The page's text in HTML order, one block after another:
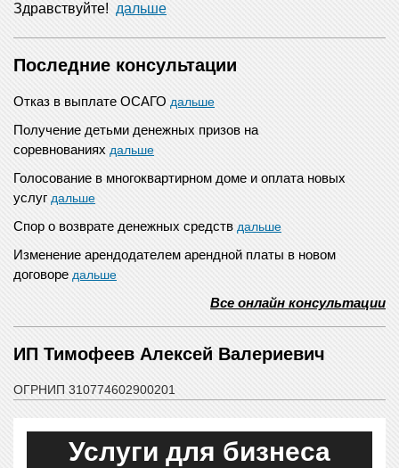
Здравствуйте! дальше
Последние консультации
Отказ в выплате ОСАГО дальше
Получение детьми денежных призов на
соревнованиях дальше
Голосование в многоквартирном доме и оплата новых
услуг дальше
Спор о возврате денежных средств дальше
Изменение арендодателем арендной платы в новом
договоре дальше
Все онлайн консультации
ИП Тимофеев Алексей Валериевич
ОГРНИП 310774602900201
Услуги для бизнеса